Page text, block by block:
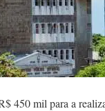
450 mil para a